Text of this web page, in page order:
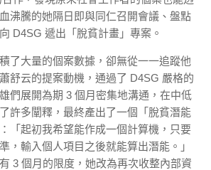
沸騰的她隔日即與同仁召開會議、盤點
D4SG 遞出「脫貧計畫」專案。
了大量的個案數據，卻無從一一追蹤他
舒云的提案動機，通過了 D4SG 嚴格的
們展開為期 3 個月密集地溝通，在中低
許多闡釋，最終產出了一個「脫貧潛能
「起初我希望能作成一個計算機，只要
，輸入個人項目之後就能算出潛能。」
3 個月的限度，她改為再次收整內部資